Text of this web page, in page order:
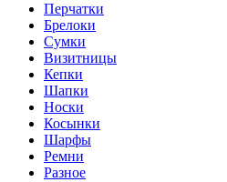
Перчатки
Брелоки
Сумки
Визитницы
Кепки
Шапки
Носки
Косынки
Шарфы
Ремни
Разное